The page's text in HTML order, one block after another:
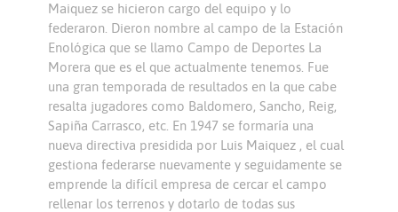
Maiquez se hicieron cargo del equipo y lo
federaron. Dieron nombre al campo de la Estación
Enológica que se llamo Campo de Deportes La
Morera que es el que actualmente tenemos. Fue
una gran temporada de resultados en la que cabe
resalta jugadores como Baldomero, Sancho, Reig,
Sapiña Carrasco, etc. En 1947 se formaría una
nueva directiva presidida por Luis Maiquez , el cual
gestiona federarse nuevamente y seguidamente se
emprende la difícil empresa de cercar el campo
rellenar los terrenos y dotarlo de todas sus